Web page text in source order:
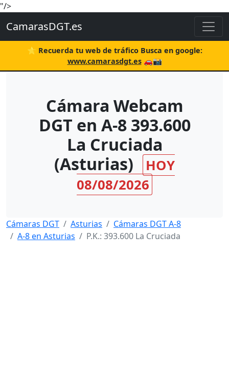
"/>
CamarasDGT.es
⭐ Recuerda tu web de tráfico Busca en google:
www.camarasdgt.es🚗📸
Cámara Webcam
DGT en A-8 393.600
La Cruciada
(Asturias)
HOY
08/08/2026
Cámaras DGT Asturias
Cámaras DGT A-8
A-8 en Asturias
P.K.: 393.600 La Cruciada